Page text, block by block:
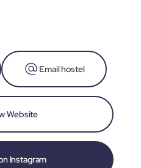
Email hostel
Website
Instagram